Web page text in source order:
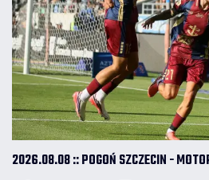
2026.08.08 :: POGOŃ SZCZECIN -